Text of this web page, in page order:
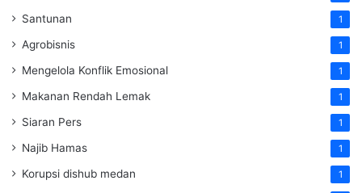
Santunan 1
Agrobisnis 1
Mengelola Konflik Emosional 1
Makanan Rendah Lemak 1
Siaran Pers 1
Najib Hamas 1
Korupsi dishub medan 1